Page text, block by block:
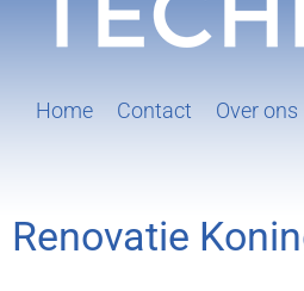
Home Contact Over ons
Renovatie